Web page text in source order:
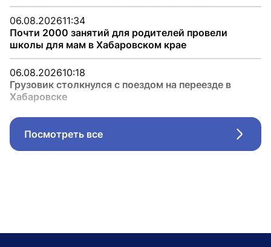
06.08.202611:34
Почти 2000 занятий для родителей провели
школы для мам в Хабаровском крае
06.08.202610:18
Грузовик столкнулся с поездом на переезде в
Хабаровске
Посмотреть все